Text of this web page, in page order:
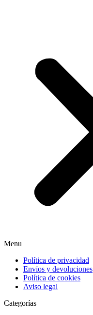
Menu
Política de privacidad
Envíos y devoluciones
Política de cookies
Aviso legal
Categorías